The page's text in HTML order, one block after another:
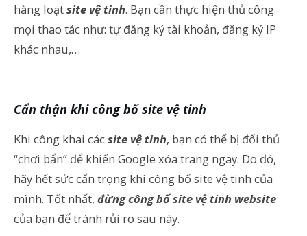
hàng loạtsite vệ tinh. Bạn cần thực hiện thủ công
mọi thao tác như: tự đăng ký tài khoản, đăng ký IP
khác nhau,…
Cẩn thận khi công bố site vệ tinh
Khi công khai cácsite vệ tinh, bạn có thể bị đối thủ
“chơi bẩn” để khiến Google xóa trang ngay. Do đó,
hãy hết sức cẩn trọng khi công bố site vệ tinh của
mình. Tốt nhất, đừng công bố site vệ tinh website
của bạn để tránh rủi ro sau này.